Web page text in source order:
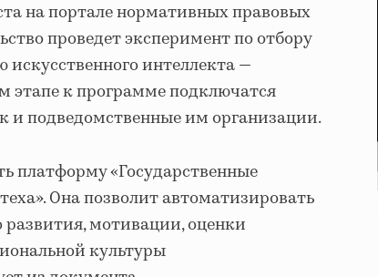
на портале нормативных правовых
проведет эксперимент по отбору
интеллекта —
этапе к программе подключатся
подведомственные им организации.
платформу «Государственные
Она позволит автоматизировать
развития, мотивации, оценки
культуры